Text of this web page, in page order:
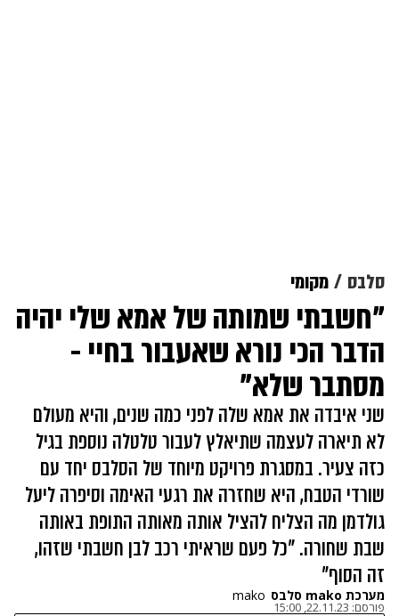
סלבס מקומי
"חשבתי שמותה של אמא שלי יהיה
הדבר הכי נורא שאעבור בחיי -
מסתבר שלא"
שני איבדה את אמא שלה לפני כמה שנים, והיא מעולם
לא תיארה לעצמה שתיאלץ לעבור טלטלה נוספת בגיל
כזה צעיר. במסגרת פרויקט מיוחד של הסלבס יחד עם
שורדי הטבח, היא שחזרה את רגעי האימה וסיפרה ליעל
גולדמן מה הצליח להציל אותה מאותה התופת באותה
שבת שחורה. "כל פעם שראיתי רכב לבן חשבתי שזהו,
זה הסוף"
מערכת mako סלבס mako
פורסם: 22.11.23, 15:00